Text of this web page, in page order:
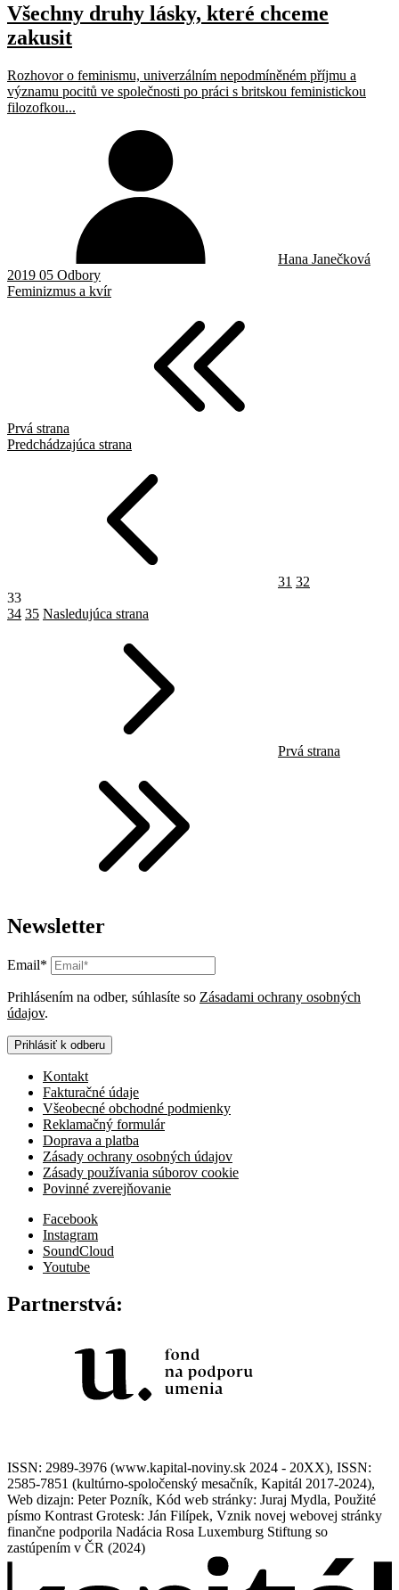
Všechny druhy lásky, které chceme
zakusit
Rozhovor o feminismu, univerzálním nepodmíněném příjmu a
významu pocitů ve společnosti po práci s britskou feministickou
filozofkou...
Hana Janečková
2019 05 Odbory
Feminizmus a kvír
Prvá strana
Predchádzajúca strana
31 32
33
34 35 Nasledujúca strana
Prvá strana
Newsletter
Email*
Prihlásením na odber, súhlasíte so Zásadami ochrany osobných
údajov.
Prihlásiť k odberu
Kontakt
Fakturačné údaje
Všeobecné obchodné podmienky
Reklamačný formulár
Doprava a platba
Zásady ochrany osobných údajov
Zásady používania súborov cookie
Povinné zverejňovanie
Facebook
Instagram
SoundCloud
Youtube
Partnerstvá:
ISSN: 2989-3976 (www.kapital-noviny.sk 2024 - 20XX), ISSN:
2585-7851 (kultúrno-spoločenský mesačník, Kapitál 2017-2024),
Web dizajn: Peter Pozník, Kód web stránky: Juraj Mydla, Použité
písmo Kontrast Grotesk: Ján Filípek, Vznik novej webovej stránky
finančne podporila Nadácia Rosa Luxemburg Stiftung so
zastúpením v ČR (2024)